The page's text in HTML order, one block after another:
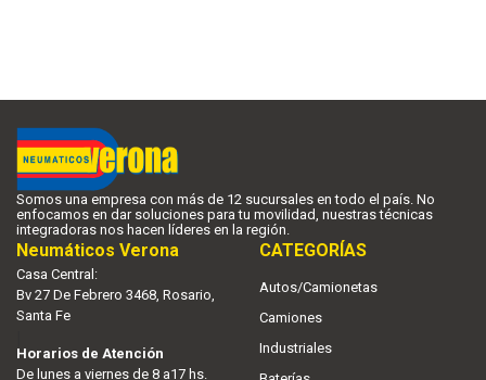
Somos una empresa con más de 12 sucursales en todo el país. No
enfocamos en dar soluciones para tu movilidad, nuestras técnicas
integradoras nos hacen líderes en la región.
Neumáticos Verona
Casa Central:
Bv 27 De Febrero 3468, Rosario,
Santa Fe
Horarios de Atención
De lunes a viernes de 8 a17 hs.
CATEGORÍAS
Autos/Camionetas
Camiones
Industriales